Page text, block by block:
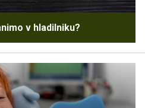
v hladilniku?